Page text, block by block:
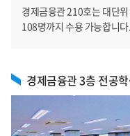
경제금융관 210호는 대단
108명까지 수용 가능합니다.
경제금융관 3층 전공